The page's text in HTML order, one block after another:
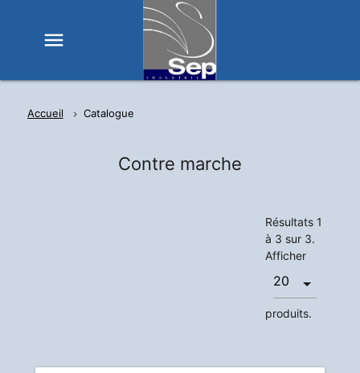
menu
Accueil Catalogue
Contre marche
Résultats 1
à 3 sur 3.
Afficher
produits.